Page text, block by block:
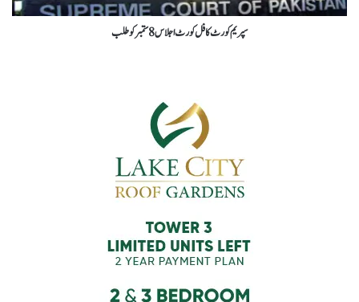
سپریم کورٹ کا فل کورٹ اجلاس 8 ستمبر کو طلب